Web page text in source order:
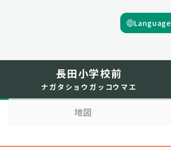
Language
長田小学校前
ナガタショウガッコウマエ
地図